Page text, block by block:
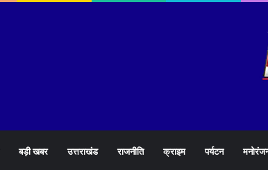
बड़ी खबर उत्तराखंड राजनीति क्राइम पर्यटन